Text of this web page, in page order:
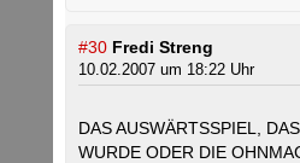
#30 Fredi Streng
10.02.2007 um 18:22 Uhr
DAS AUSWÄRTSSPIEL,
WURDE ODER DIE